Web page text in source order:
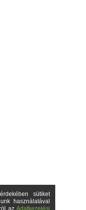
sütiket
használatával